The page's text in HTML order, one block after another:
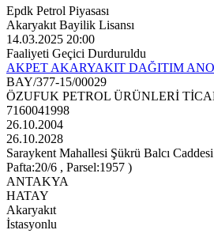
Epdk Petrol Piyasası
Akaryakıt Bayilik Lisansı
14.03.2025 20:00
Faaliyeti Geçici Durduruldu
AKPET AKARYAKIT DAĞITIM
BAY/377-15/00029
ÖZUFUK PETROL ÜRÜNLERİ
7160041998
26.10.2004
26.10.2028
Saraykent Mahallesi Şükrü Balcı
Pafta:20/6 , Parsel:1957 )
ANTAKYA
HATAY
Akaryakıt
İstasyonlu